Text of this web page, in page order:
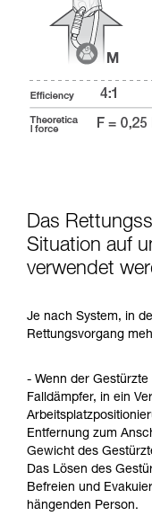
Das
Situation auf
verwendet
Je nach System, in
Rettungsvorgang
- Wenn der
Falldämpfer, in ein
Entfernung zum
Gewicht des
Das Lösen des
Befreien und
hängenden Person.